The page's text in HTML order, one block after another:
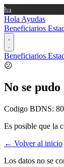
ha
Hola Ayudas
Beneficiarios
Beneficiarios
😕
No se
Codigo BDNS:
Es posible que la
← Volver al inicio
Los datos no se